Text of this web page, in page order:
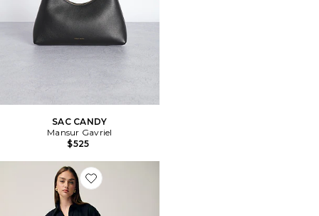
SAC CANDY
Mansur Gavriel
$525
Favorite ROBE GODET